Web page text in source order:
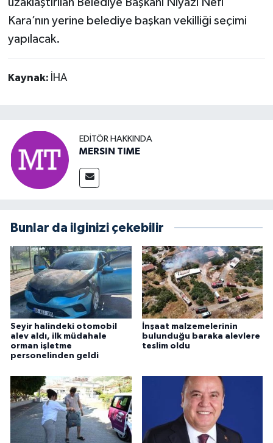
uzaklaştırılan Belediye Başkanı Niyazi Nefi
Kara’nın yerine belediye başkan vekilliği seçimi
yapılacak.
Kaynak: İHA
EDITÖR HAKKINDA
MERSIN TIME
Bunlar da ilginizi çekebilir
Seyir halindeki otomobil
alev aldı, ilk müdahale
orman işletme
personelinden geldi
İnşaat malzemelerinin
bulunduğu baraka alevlere
teslim oldu